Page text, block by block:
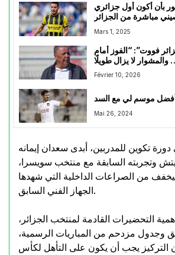
بأن أكون أول جزائري
مباشرة من الجزائر
Mars 1, 2025
فووت”: “الفوز أمام
Février 10, 2026
Mai 26, 2024
تكوين للمدربين، أبدى سعدان إيمانه
وتجربته السابقة مع منتخب سويسرا،
من الصراعات الداخلية التي شهدها
الجهاز الفني السابق.
التحضيرات القادمة لمنتخب الجزائر،
وجدول مزدحم من المباريات الرسمية،
التركيز يجب أن يكون على التأهل لكأس